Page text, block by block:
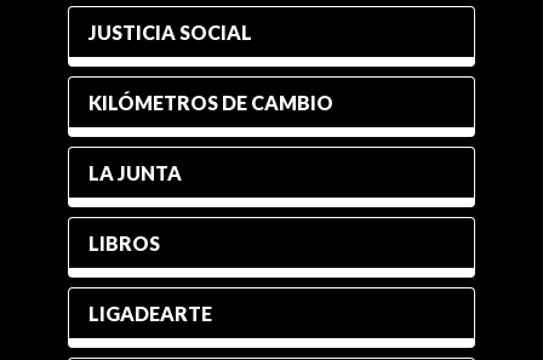
JUSTICIA SOCIAL
KILÓMETROS DE CAMBIO
LA JUNTA
LIBROS
LIGADEARTE